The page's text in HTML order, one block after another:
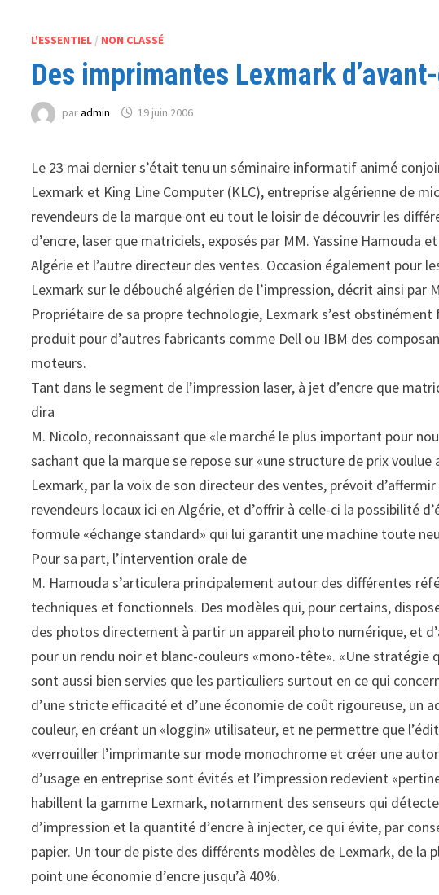
L'ESSENTIEL / NON CLASSÉ
Des imprimantes Lexmark
paradmin 19 juin 2006
Le 23 mai dernier s’était tenu un séminaire informatif animé
Lexmark et King Line Computer (KLC), entreprise algérienne de
revendeurs de la marque ont eu tout le loisir de découvrir les
d’encre, laser que matriciels, exposés par MM. Yassine Hamouda
Algérie et l’autre directeur des ventes. Occasion également pour
Lexmark sur le débouché algérien de l’impression, décrit ainsi par
Propriétaire de sa propre technologie, Lexmark s’est obstinément
produit pour d’autres fabricants comme Dell ou IBM des
moteurs.
Tant dans le segment de l’impression laser, à jet d’encre que
dira
M. Nicolo, reconnaissant que «le marché le plus important pour
sachant que la marque se repose sur «une structure de prix
Lexmark, par la voix de son directeur des ventes, prévoit
revendeurs locaux ici en Algérie, et d’offrir à celle-ci la possibilité
formule «échange standard» qui lui garantit une machine toute
Pour sa part, l’intervention orale de
M. Hamouda s’articulera principalement autour des différentes
techniques et fonctionnels. Des modèles qui, pour certains,
des photos directement à partir un appareil photo numérique, et
pour un rendu noir et blanc-couleurs «mono-tête». «Une stratégie
sont aussi bien servies que les particuliers surtout en ce qui
d’une stricte efficacité et d’une économie de coût rigoureuse, un
couleur, en créant un «loggin» utilisateur, et ne permettre que
«verrouiller l’imprimante sur mode monochrome et créer une
d’usage en entreprise sont évités et l’impression redevient
habillent la gamme Lexmark, notamment des senseurs qui
d’impression et la quantité d’encre à injecter, ce qui évite, par
papier. Un tour de piste des différents modèles de Lexmark, de
point une économie d’encre jusqu’à 40%.